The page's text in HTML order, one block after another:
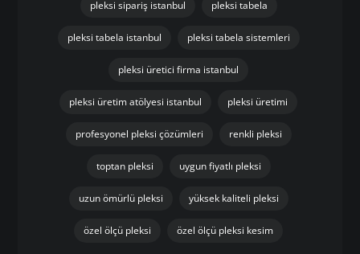
pleksi sipariş istanbul pleksi tabela
pleksi tabela istanbul pleksi tabela sistemleri
pleksi üretici firma istanbul
pleksi üretim atölyesi istanbul pleksi üretimi
profesyonel pleksi çözümleri renkli pleksi
toptan pleksi uygun fiyatlı pleksi
uzun ömürlü pleksi yüksek kaliteli pleksi
özel ölçü pleksi özel ölçü pleksi kesim